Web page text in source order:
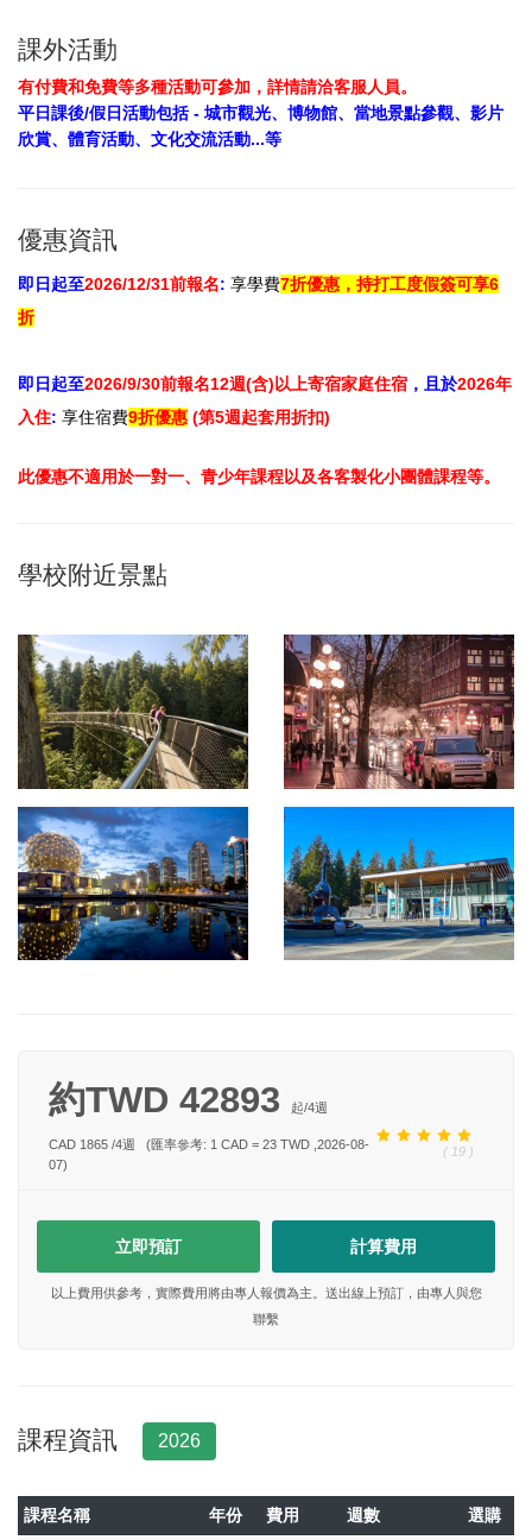
課外活動
有付費和免費等多種活動可參加，詳情請洽客服人員。
平日課後/假日活動包括 - 城市觀光、博物館、當地景點參觀、影片
欣賞、體育活動、文化交流活動...等
優惠資訊
即日起至2026/12/31前報名: 享學費7折優惠，持打工度假簽可享6
折
即日起至2026/9/30前報名12週(含)以上寄宿家庭住宿 ，且於2026年
入住: 享住宿費9折優惠 (第5週起套用折扣)
此優惠不適用於一對一、青少年課程以及各客製化小團體課程等。
學校附近景點
約TWD 42893 起/4週
CAD 1865 /4週 ( 19 )
(匯率參考: 1 CAD = 23 TWD ,2026-08-
07)
立即預訂 計算費用
以上費用供參考，實際費用將由專人報價為主。送出線上預訂，由專人與您
聯繫
課程資訊 2026
課程名稱 年份 費用 週數
選購